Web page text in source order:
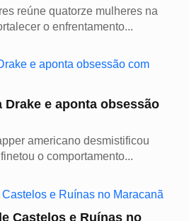
reúne quatorze mulheres na
o enfrentamento...
e aponta obsessão
americano desmistificou
o comportamento...
Castelos e Ruínas no